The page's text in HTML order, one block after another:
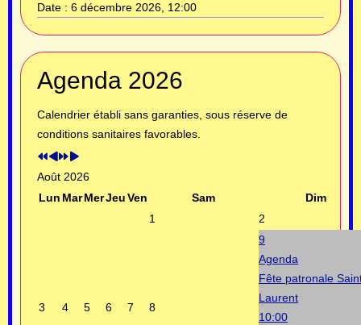
Date : 6 décembre 2026, 12:00
Agenda 2026
Calendrier établi sans garanties, sous réserve de
conditions sanitaires favorables.
Année
précédente
précédent
suivante
suivant
Août 2026
Lun MarMerJeuVen Sam
Dim
1
2
3 4 5 6 7 8
9
Agenda
Fête patronale
Laurent
10:00